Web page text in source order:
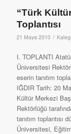
“Türk
Toplantısı
21 Mayıs 2010 /
I. TOPLANTI
Üniversitesi
eserin tanıtım
IĞDIR Tarih: 20
Kültür Merkezi
Rektörlüğü
tanıtım toplantısı
Üniversitesi,